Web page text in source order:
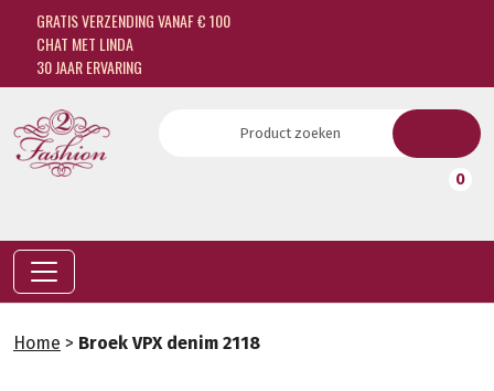
GRATIS VERZENDING VANAF € 100
CHAT MET LINDA
30 JAAR ERVARING
0
Home > Broek VPX denim 2118